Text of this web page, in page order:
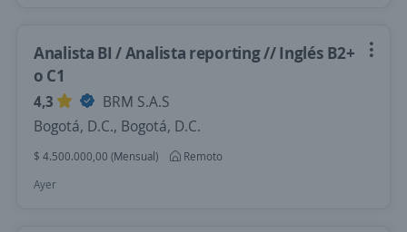
Analista BI / Analista reporting // Inglés B2+
o C1
4,3
BRM S.A.S
Bogotá, D.C., Bogotá, D.C.
$ 4.500.000,00 (Mensual)
Remoto
Ayer